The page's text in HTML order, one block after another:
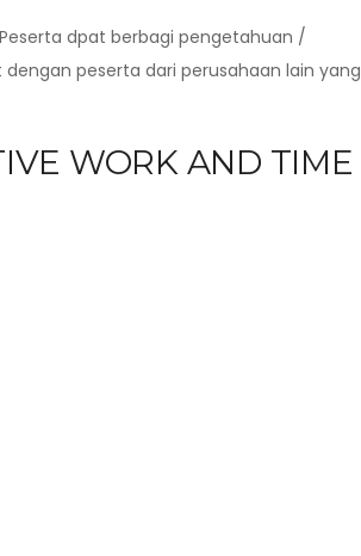
dpat berbagi pengetahuan /
peserta dari perusahaan lain yang
WORK AND TIME